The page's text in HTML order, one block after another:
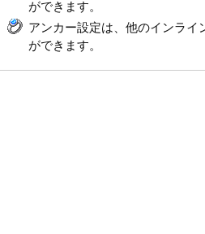
ができます。
アンカー設定は、他のインライ
ができます。